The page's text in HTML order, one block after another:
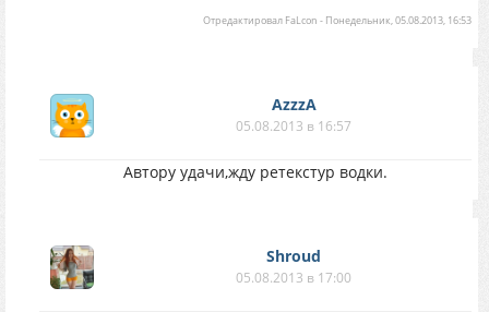
Отредактировал FaLcon - Понедельник, 05.08.2013, 16:53
AzzzA
05.08.2013 в 16:57
Автору удачи,жду ретекстур водки.
Shroud
05.08.2013 в 17:00